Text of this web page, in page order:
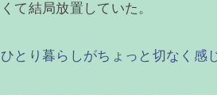
くて結局放置していた。
ひとり暮らしがちょっと切なく感